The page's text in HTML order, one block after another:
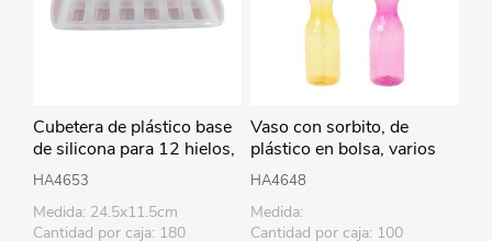
Cubetera de plástico base
de silicona para 12 hielos,
varios colores
HA4653
Medida: 24.5x11.5cm
Cantidad por caja: 180
Vaso con sorbito, de
plástico en bolsa, varios
diseños
HA4648
Medida:
Cantidad por caja: 100